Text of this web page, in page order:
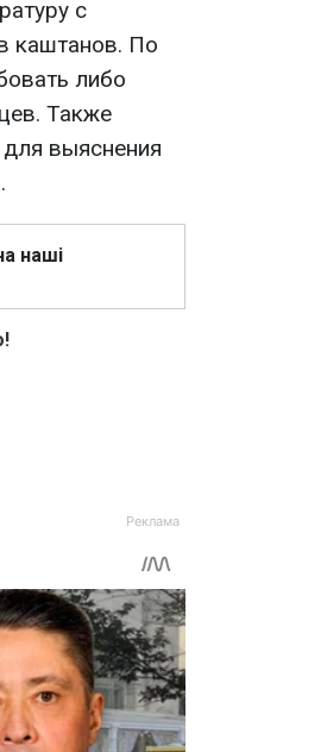
с
каштанов. По
либо
Также
выяснения
наші